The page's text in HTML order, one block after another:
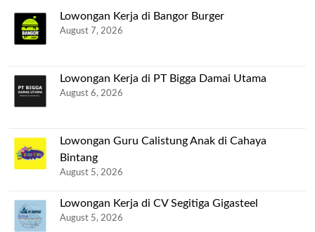
Lowongan Kerja di Bangor Burger
August 7, 2026
Lowongan Kerja di PT Bigga Damai Utama
August 6, 2026
Lowongan Guru Calistung Anak di Cahaya
Bintang
August 5, 2026
Lowongan Kerja di CV Segitiga Gigasteel
August 5, 2026